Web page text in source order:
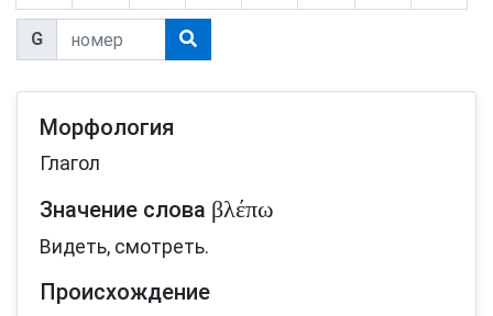
G
Морфология
Глагол
Значение слова βλέπω
Видеть, смотреть.
Происхождение